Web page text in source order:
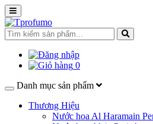
0
Danh mục sản phẩm
Thương Hiệu
Nước hoa Al Haramain